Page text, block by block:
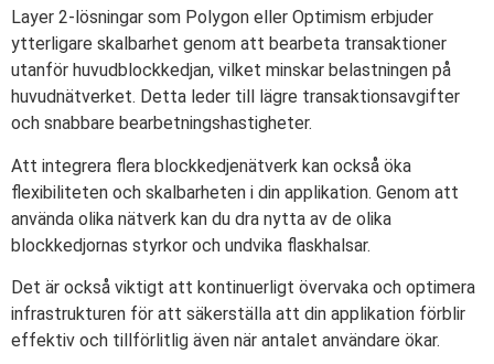
Layer 2-lösningar som Polygon eller Optimism erbjuder
ytterligare skalbarhet genom att bearbeta transaktioner
utanför huvudblockkedjan, vilket minskar belastningen på
huvudnätverket. Detta leder till lägre transaktionsavgifter
och snabbare bearbetningshastigheter.
Att integrera flera blockkedjenätverk kan också öka
flexibiliteten och skalbarheten i din applikation. Genom att
använda olika nätverk kan du dra nytta av de olika
blockkedjornas styrkor och undvika flaskhalsar.
Det är också viktigt att kontinuerligt övervaka och optimera
infrastrukturen för att säkerställa att din applikation förblir
effektiv och tillförlitlig även när antalet användare ökar.